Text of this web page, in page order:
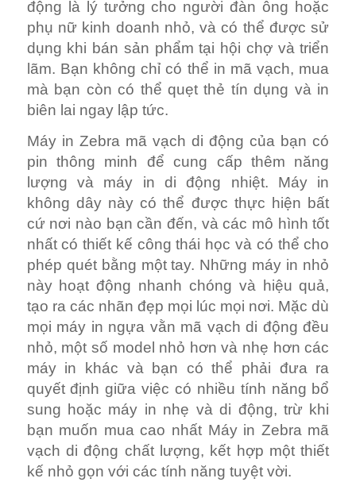
này hoạt động nhanh chóng và hiệu quả,
tạo ra các nhãn đẹp mọi lúc mọi nơi. Mặc dù
mọi máy in ngựa vằn mã vạch di động đều
nhỏ, một số model nhỏ hơn và nhẹ hơn các
máy in khác và bạn có thể phải đưa ra
quyết định giữa việc có nhiều tính năng bổ
sung hoặc máy in nhẹ và di động, trừ khi
bạn muốn mua cao nhất Máy in Zebra mã
vạch di động chất lượng, kết hợp một thiết
kế nhỏ gọn với các tính năng tuyệt vời.
Máy in Zebra cầm tay có mã vạch đi kèm
với hướng dẫn rõ ràng và bảo hành đáng tin
cậy. Không khó để tìm hiểu cách sử dụng
máy in Zebra mã vạch di động của bạn và
nếu bạn có bất kỳ câu hỏi nào, bạn có thể
gọi đường dây trợ giúp để được hỗ trợ.
Những thiết bị này không dành cho nhãn
sản xuất hàng loạt, nhưng lý tưởng cho các
doanh nhân hoặc phụ nữ bán sản phẩm
của mình ở nhiều địa điểm khác nhau. Khả
năng in nhãn và biên lai cũng khá ấn tượng
đối với khách hàng và sẽ giúp bạn có được
niềm tin và sự tự tin của khách hàng về sự